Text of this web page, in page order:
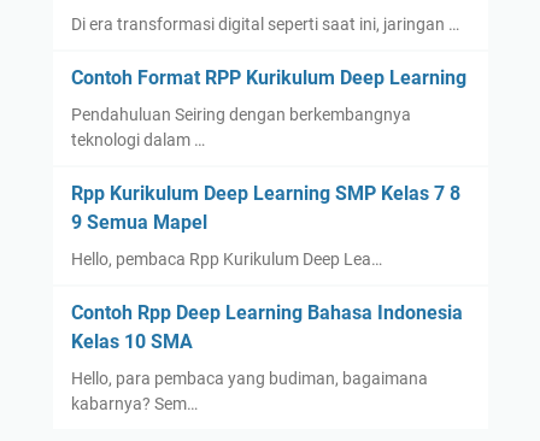
Di era transformasi digital seperti saat ini, jaringan …
Contoh Format RPP Kurikulum Deep Learning
Pendahuluan Seiring dengan berkembangnya
teknologi dalam …
Rpp Kurikulum Deep Learning SMP Kelas 7 8
9 Semua Mapel
Hello, pembaca Rpp Kurikulum Deep Lea…
Contoh Rpp Deep Learning Bahasa Indonesia
Kelas 10 SMA
Hello, para pembaca yang budiman, bagaimana
kabarnya? Sem…